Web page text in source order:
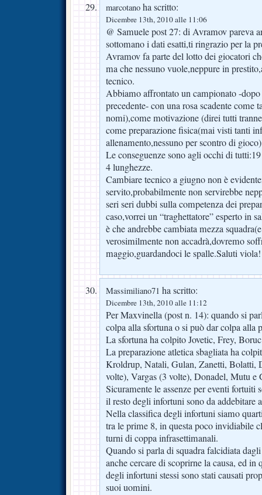
marcotano ha scritto:
Dicembre 13th, 2010 alle 11:06
@ Samuele post 27: di Avramov pareva
sottomano i dati esatti,ti ringrazio per la
Avramov fa parte del lotto dei giocatori
ma che nessuno vuole,neppure in
tecnico.
Abbiamo affrontato un campionato -
precedente- con una rosa scadente come
nomi),come motivazione (direi tutti
come preparazione fisica(mai visti tanti
allenamento,nessuno per scontro di
Le conseguenze sono agli occhi di
4 lunghezze.
Cambiare tecnico a giugno non è
servito,probabilmente non servirebbe
seri seri dubbi sulla competenza dei
caso,vorrei un “traghettatore” esperto in
è che andrebbe cambiata mezza
verosimilmente non accadrà,dovremo
maggio,guardandoci le spalle.Saluti viola!
Massimiliano71 ha scritto:
Dicembre 13th, 2010 alle 11:12
Per Maxvinella (post n. 14): quando si
colpa alla sfortuna o si può dar colpa alla
La sfortuna ha colpito Jovetic, Frey,
La preparazione atletica sbagliata ha
Kroldrup, Natali, Gulan, Zanetti, Bolatti,
volte), Vargas (3 volte), Donadel, Mutu e
Sicuramente le assenze per eventi fortuiti
il resto degli infortuni sono da addebitare
Nella classifica degli infortuni siamo
tra le prime 8, in questa poco invidiabile
turni di coppa infrasettimanali.
Quando si parla di squadra falcidiata
anche cercare di scoprirne la causa, ed in
degli infortuni stessi sono stati causati
suoi uomini.